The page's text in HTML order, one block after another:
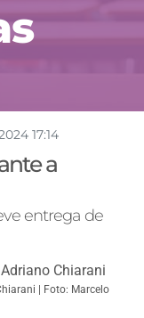
17:14
a
entrega de
| Foto: Marcelo